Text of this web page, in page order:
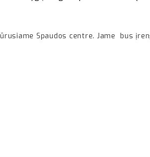
Spaudos centre. Jame bus